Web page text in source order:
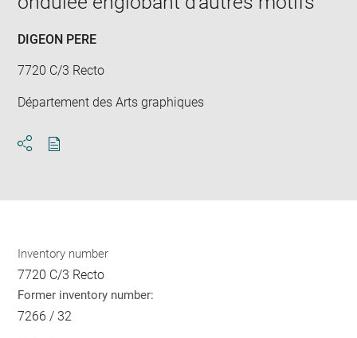
DIGEON PERE
7720 C/3 Recto
Département des Arts graphiques
Inventory number
7720 C/3 Recto
Former inventory number:
7266 / 32